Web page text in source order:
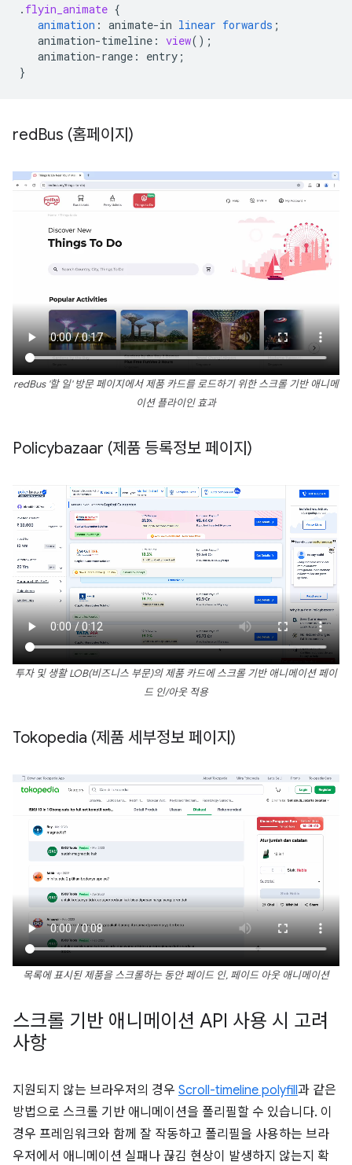
. flyin_animate {
animation : animate-in linear forwards ;
animation-timeline : view();
animation-range : entry ;
}
redBus (홈페이지)
redBus '할 일' 방문 페이지에서 제품 카드를 로드하기 위한 스크롤 기반 애니메
이션 플라이인 효과
Policybazaar (제품 등록정보 페이지)
투자 및 생활 LOB(비즈니스 부문)의 제품 카드에 스크롤 기반 애니메이션 페이
드 인/아웃 적용
Tokopedia (제품 세부정보 페이지)
목록에 표시된 제품을 스크롤하는 동안 페이드 인, 페이드 아웃 애니메이션
스크롤 기반 애니메이션 API 사용 시 고려
사항
지원되지 않는 브라우저의 경우 Scroll-timeline polyfill과 같은
방법으로 스크롤 기반 애니메이션을 폴리필할 수 있습니다. 이
경우 프레임워크와 함께 잘 작동하고 폴리필을 사용하는 브라
우저에서 애니메이션 실패나 끊김 현상이 발생하지 않는지 확